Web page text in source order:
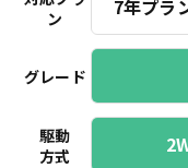
ン
7年プラ
グレード
駆動
方式